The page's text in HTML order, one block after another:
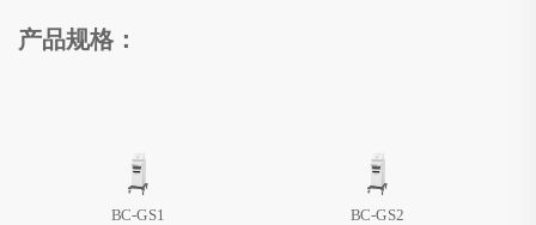
产品规格：
BC-GS1 BC-GS2